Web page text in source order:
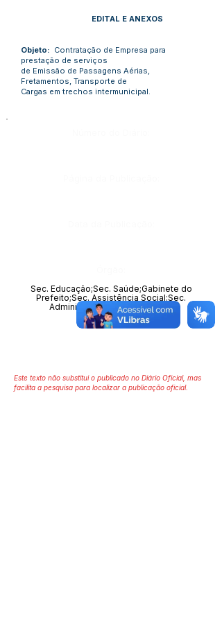
EDITAL E ANEXOS
Objeto: Contratação de Empresa para
prestação de serviços
de Emissão de Passagens Aérias,
Fretamentos, Transporte de
Cargas em trechos intermunicipal.
Sec. Educação;Sec. Saúde;Gabinete do
Prefeito;Sec. Assistência Social;Sec.
Administração e Planejamento
Este texto não substitui o publicado no Diário Oficial, mas
facilita a pesquisa para localizar a publicação oficial.